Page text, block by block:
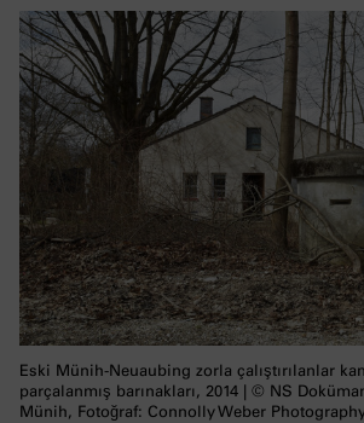
Eski Münih-Neuaubing zorla çalıştırılanlar
parçalanmış barınakları, 2014 | © NS
Münih, Fotoğraf: Connolly Weber